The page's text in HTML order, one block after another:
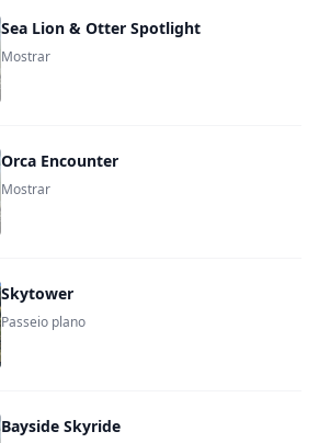
Sea Lion & Otter Spotlight
Mostrar
Orca Encounter
Mostrar
Skytower
Passeio plano
Bayside Skyride